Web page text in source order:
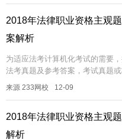
2018年法律职业资格主观
案解析
为适应法考计算机化考试的需要
法考真题及参考答案，考试真题
真题非常具有参考价值，233网
来源 233网校 12-09
2018年法律职业资格主观
解析